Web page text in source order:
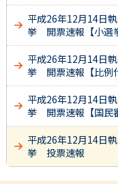
平成26年12月14日
挙 開票速報【小選
平成26年12月14日
挙 開票速報【比例
平成26年12月14日
挙 開票速報【国民
平成26年12月14日
挙 投票速報